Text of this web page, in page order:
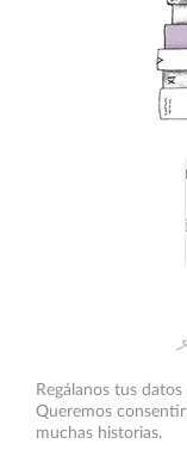
Regálanos tus
Queremos
muchas historias.